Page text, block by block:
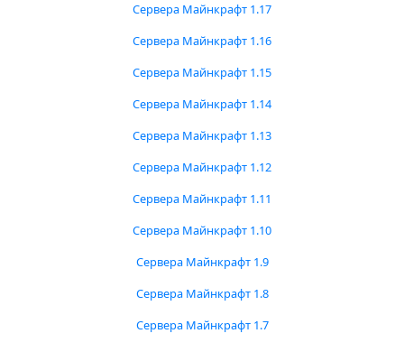
Сервера Майнкрафт 1.17
Сервера Майнкрафт 1.16
Сервера Майнкрафт 1.15
Сервера Майнкрафт 1.14
Сервера Майнкрафт 1.13
Сервера Майнкрафт 1.12
Сервера Майнкрафт 1.11
Сервера Майнкрафт 1.10
Сервера Майнкрафт 1.9
Сервера Майнкрафт 1.8
Сервера Майнкрафт 1.7